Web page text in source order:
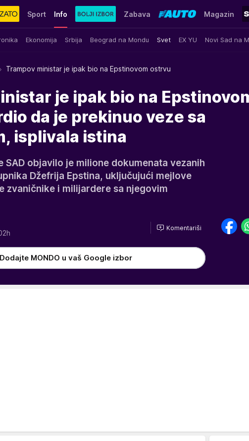
Sport Info
Ekonomija Srbija Beograd na Mondu Svet EX YU Novi Sad na
Zabava Magazin
Trampov ministar je ipak bio na Epstinovom ostrvu
je ipak bio na
da je prekinuo veze sa
isplivala istina
objavilo je milione dokumenata vezanih
Džefrija Epstina, uključujući mejlove
zvaničnike i milijardere sa njegovim
Komentariši
Dodajte MONDO u vaš Google izbor